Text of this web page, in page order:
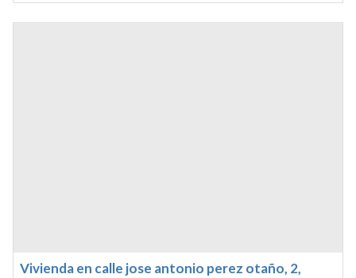
Vivienda en calle jose antonio perez otaño, 2,